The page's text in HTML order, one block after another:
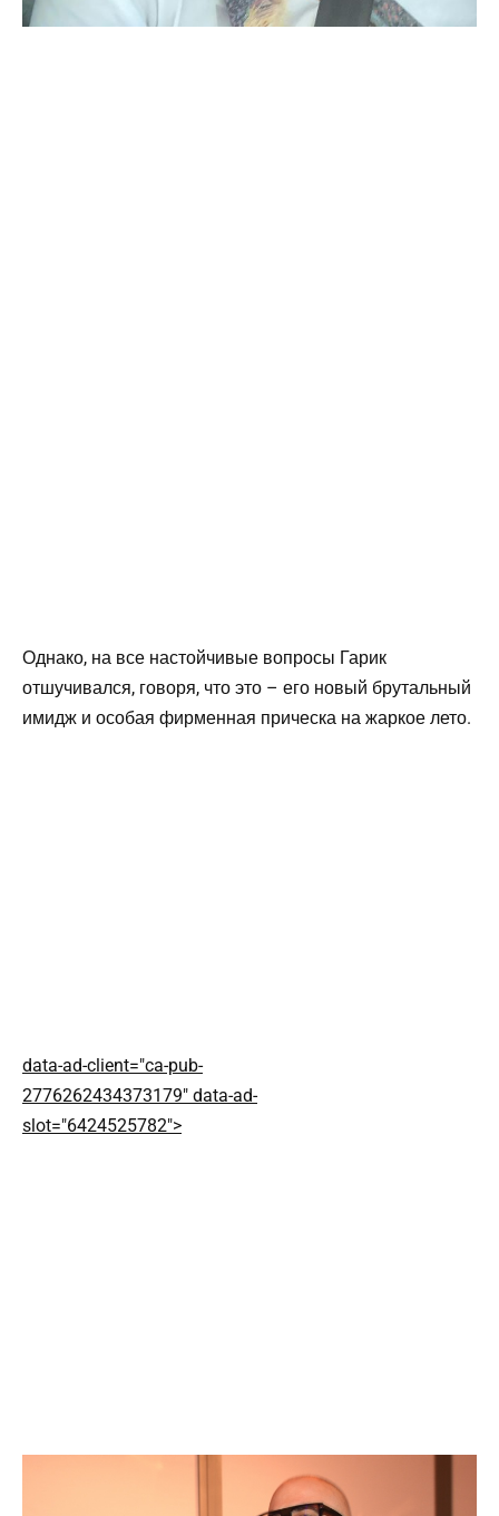
Однако, на все настойчивые вопросы Гарик
отшучивался, говоря, что это – его новый брутальный
имидж и особая фирменная прическа на жаркое лето.
data-ad-client="ca-pub-
2776262434373179" data-ad-
slot="6424525782">